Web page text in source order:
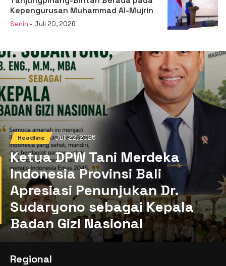
Kepengurusan Muhammad Al-Mujrin
Senin - Juli 20, 2026
Headline Juli 22, 2026
Ketua DPW Tani Merdeka
Indonesia Provinsi Bali
Apresiasi Penunjukan Dr.
Sudaryono sebagai Kepala
Badan Gizi Nasional
Regional